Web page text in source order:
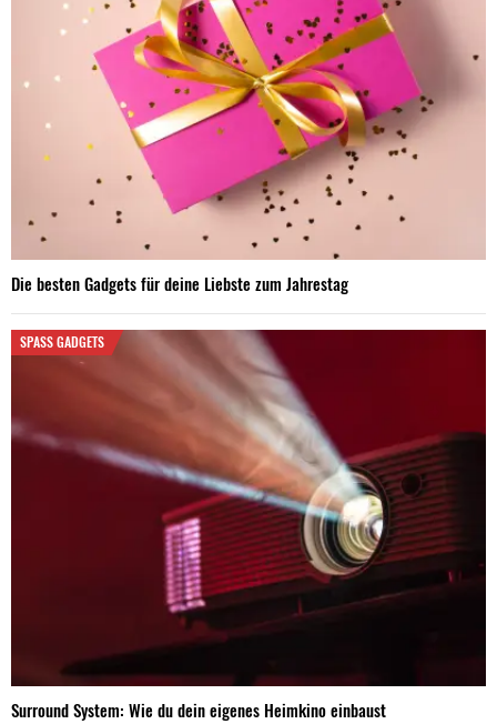
Die besten Gadgets für deine Liebste zum Jahrestag
SPASS GADGETS
Surround System: Wie du dein eigenes Heimkino einbaust